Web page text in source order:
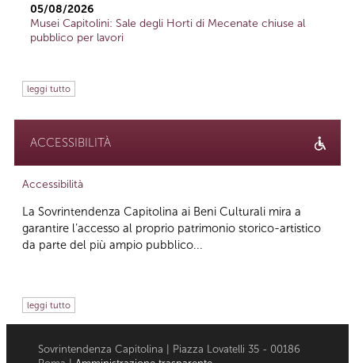
05/08/2026
Musei Capitolini: Sale degli Horti di Mecenate chiuse al
pubblico per lavori
leggi tutto
ACCESSIBILITÀ
Accessibilità
La Sovrintendenza Capitolina ai Beni Culturali mira a
garantire l’accesso al proprio patrimonio storico-artistico
da parte del più ampio pubblico...
leggi tutto
Sovrintendenza Capitolina | Piazza Lovatelli 35 - 00186